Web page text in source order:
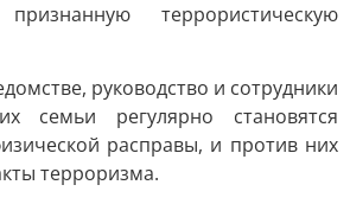
террористическую
руководство и сотрудники
семьи регулярно становятся
расправы, и против них
терроризма.